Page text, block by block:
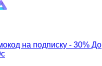
на подписку - 30% До